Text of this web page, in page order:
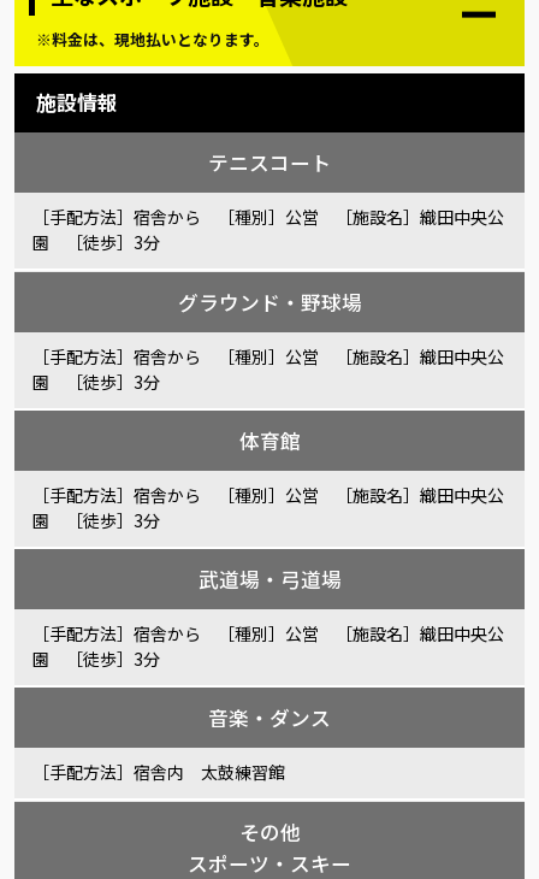
※料金は、現地払いとなります。
施設情報
テニスコート
［手配方法］宿舎から ［種別］公営 ［施設名］織田中央公
園 ［徒歩］3分
グラウンド・野球場
［手配方法］宿舎から ［種別］公営 ［施設名］織田中央公
園 ［徒歩］3分
体育館
［手配方法］宿舎から ［種別］公営 ［施設名］織田中央公
園 ［徒歩］3分
武道場・弓道場
［手配方法］宿舎から ［種別］公営 ［施設名］織田中央公
園 ［徒歩］3分
音楽・ダンス
［手配方法］宿舎内 太鼓練習館
その他
スポーツ・スキー